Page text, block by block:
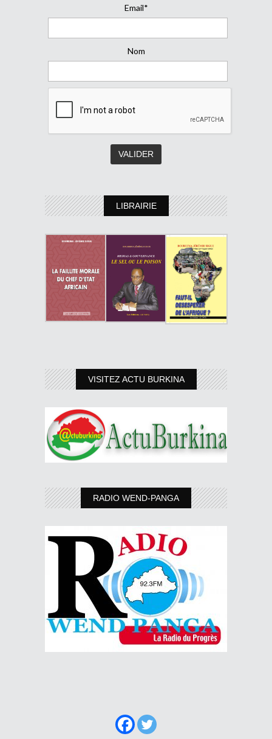
Email*
Nom
LIBRAIRIE
VISITEZ ACTU BURKINA
RADIO WEND-PANGA